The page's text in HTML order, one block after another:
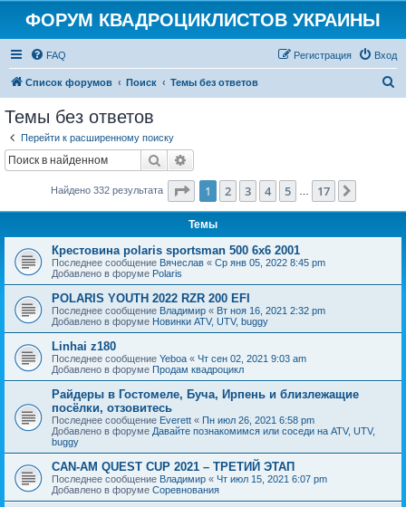
ФОРУМ КВАДРОЦИКЛИСТОВ УКРАИНЫ
FAQ Вход
Регистрация
Список форумов Поиск Темы без ответов
Темы без ответов
Перейти к расширенному поиску
Поиск
Найдено 332 результата Страница из 17
1 2 3 4 5 17
Темы
Крестовина polaris sportsman 500 6x6 2001
Последнее сообщение Вячеслав « Ср янв 05, 2022 8:45 pm
Добавлено в форуме Polaris
POLARIS YOUTH 2022 RZR 200 EFI
Последнее сообщение Владимир « Вт ноя 16, 2021 2:32 pm
Добавлено в форуме Новинки ATV, UTV, buggy
Linhai z180
Последнее сообщение Yeboa « Чт сен 02, 2021 9:03 am
Добавлено в форуме Продам квадроцикл
Райдеры в Гостомеле, Буча, Ирпень и близлежащие
посёлки, отзовитесь
Последнее сообщение Everett « Пн июл 26, 2021 6:58 pm
Добавлено в форуме Давайте познакомимся или соседи на ATV, UTV,
buggy
CAN-AM QUEST CUP 2021 – ТРЕТИЙ ЭТАП
Последнее сообщение Владимир « Чт июл 15, 2021 6:07 pm
Добавлено в форуме Соревнования